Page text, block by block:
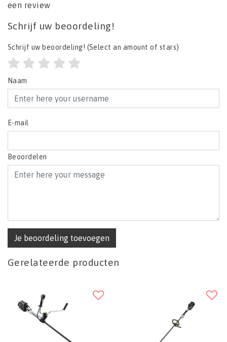
een review
Schrijf uw beoordeling!
Schrijf uw beoordeling! (Select an amount of stars)
Naam
E-mail
Beoordelen
Je beoordeling toevoegen
Gerelateerde producten